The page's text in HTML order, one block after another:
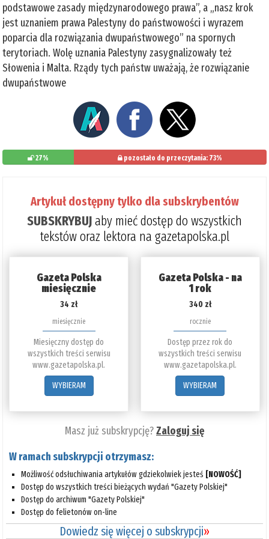
podstawowe zasady międzynarodowego prawa”, a „nasz krok
jest uznaniem prawa Palestyny do państwowości i wyrazem
poparcia dla rozwiązania dwupaństwowego” na spornych
terytoriach. Wolę uznania Palestyny zasygnalizowały też
Słowenia i Malta. Rządy tych państw uważają, że rozwiązanie
dwupaństwowe
27% pozostało do przeczytania: 73%
Artykuł dostępny tylko dla subskrybentów
SUBSKRYBUJaby mieć dostęp do wszystkich
tekstów oraz lektora na gazetapolska.pl
Gazeta Polska
miesięcznie
34 zł
miesięcznie
Miesięczny dostęp do
wszystkich treści serwisu
www.gazetapolska.pl.
WYBIERAM
Gazeta Polska - na
1 rok
340 zł
rocznie
Dostęp przez rok do
wszystkich treści serwisu
www.gazetapolska.pl.
WYBIERAM
Masz już subskrypcję?Zaloguj się
W ramach subskrypcji otrzymasz:
Możliwość odsłuchiwania artykułów gdziekolwiek jesteś [NOWOŚĆ]
Dostęp do wszystkich treści bieżących wydań "Gazety Polskiej"
Dostęp do archiwum "Gazety Polskiej"
Dostęp do felietonów on-line
Dowiedz się więcej o subskrypcji»